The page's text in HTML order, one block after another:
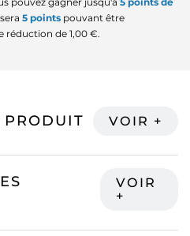
5 points pouvant être
réduction de 1,00 €.